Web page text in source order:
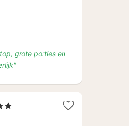
grote porties en